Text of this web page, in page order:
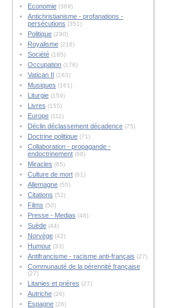
Economie(369)
Antichristianisme - profanations -
persécutions (351)
Politique(290)
Royalisme(216)
Société(185)
Occupation(176)
Vatican II (163)
Musiques (161)
Liturgie(159)
Livres (155)
Europe(111)
Déclin déclassement décadence(75)
Doctrine politique(71)
Collaboration - propagande -
endoctrinement(68)
Miracles (65)
Culture de mort(61)
Allemagne(55)
Citations (52)
Films (50)
Presse - Medias (46)
Suède(44)
Norvège(42)
Humour(33)
Antifrancisme - racisme anti-français (27)
Communauté de la pérennité française
(27)
Litanies et prières (27)
Autriche(26)
Espagne(26)